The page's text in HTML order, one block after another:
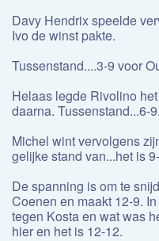
Davy Hendrix speelde
Ivo de winst pakte.
Tussenstand....3-9 voor
Helaas legde Rivolino
daarna. Tussenstand...6-9.
Michel wint vervolgens
gelijke stand van...het is
De spanning is om te
Coenen en maakt 12-9.
tegen Kosta en wat was
hier en het is 12-12.